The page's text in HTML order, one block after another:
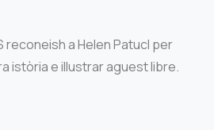
reconeish a Helen Patucl per
istòria e illustrar aguest libre.